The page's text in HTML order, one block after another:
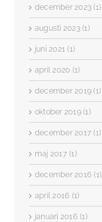
december 2023 (1)
augusti 2023 (1)
juni 2021 (1)
april 2020 (1)
december 2019 (1)
oktober 2019 (1)
december 2017 (1)
maj 2017 (1)
december 2016 (1)
april 2016 (1)
januari 2016 (1)